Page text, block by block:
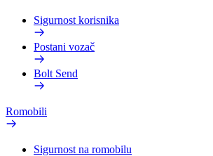
Sigurnost korisnika
Postani vozač
Bolt Send
Romobili
Sigurnost na romobilu